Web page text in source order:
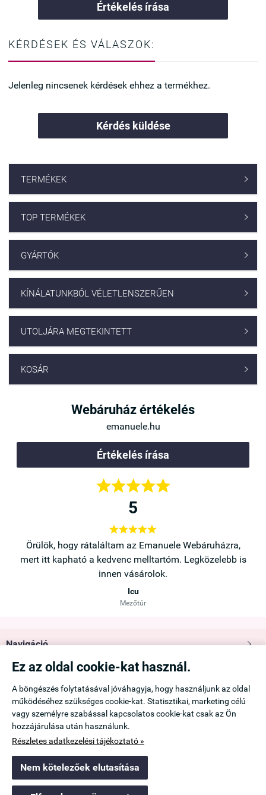
Ez az oldal cookie-kat használ.
A böngészés folytatásával jóváhagyja, hogy használjunk az oldal
működéséhez szükséges cookie-kat. Statisztikai, marketing célú
vagy személyre szabással kapcsolatos cookie-kat csak az Ön
hozzájárulása után használunk.
Részletes adatkezelési tájékoztató »
Nem kötelezőek elutasítása
melltartót keresel, ez az egyikÉrtékelés írása
KÉRDÉSEK ÉS VÁLASZOK:
Jelenleg nincsenek kérdések ehhez a termékhez.
Kérdés küldése
TERMÉKEK 
TOP TERMÉKEK 
GYÁRTÓK 
KÍNÁLATUNKBÓL VÉLETLENSZERŰEN 
UTOLJÁRA MEGTEKINTETT 
KOSÁR 
Webáruház értékelés
emanuele.hu
Értékelés írása

5

Örülök, hogy rátaláltam az Emanuele Webáruházra,
mert itt kapható a kedvenc melltartóm. Legközelebb is
innen vásárolok.
Icu
Mezőtúr
Navigáció 
Saját fiók
Információk
Elérhetőség